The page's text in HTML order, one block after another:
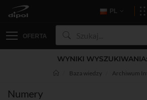
PL
OFERTA
WYNIKI
Baza wiedzy Archiwum
Numery